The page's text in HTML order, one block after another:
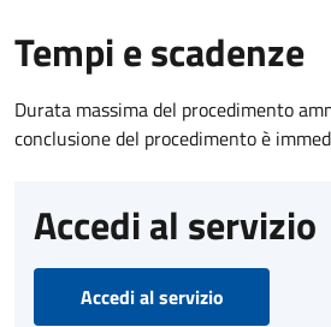
Tempi e scadenze
Durata massima del procedimento
conclusione del procedimento è
Accedi al servizio
Accedi al servizio